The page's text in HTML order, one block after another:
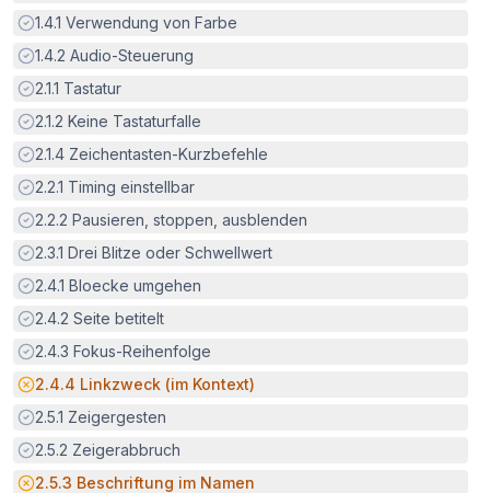
Erfüllt:
1.4.1 Verwendung von Farbe
Erfüllt:
1.4.2 Audio-Steuerung
Erfüllt:
2.1.1 Tastatur
Erfüllt:
2.1.2 Keine Tastaturfalle
Erfüllt:
2.1.4 Zeichentasten-Kurzbefehle
Erfüllt:
2.2.1 Timing einstellbar
Erfüllt:
2.2.2 Pausieren, stoppen, ausblenden
Erfüllt:
2.3.1 Drei Blitze oder Schwellwert
Erfüllt:
2.4.1 Bloecke umgehen
Erfüllt:
2.4.2 Seite betitelt
Erfüllt:
2.4.3 Fokus-Reihenfolge
Potenzielle Barriere:
2.4.4 Linkzweck (im Kontext)
Erfüllt:
2.5.1 Zeigergesten
Erfüllt:
2.5.2 Zeigerabbruch
Potenzielle Barriere:
2.5.3 Beschriftung im Namen